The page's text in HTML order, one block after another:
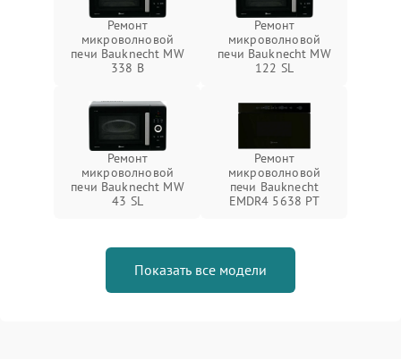
Ремонт
микроволновой
печи Bauknecht MW
338 B
Ремонт
микроволновой
печи Bauknecht MW
122 SL
Ремонт
микроволновой
печи Bauknecht MW
43 SL
Ремонт
микроволновой
печи Bauknecht
EMDR4 5638 PT
Показать все модели